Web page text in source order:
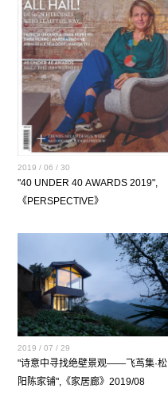
2019 / 06 / 30
"40 UNDER 40 AWARDS 2019",
《PERSPECTIVE》
2019 / 07 / 29
"诗意中寻找绝壁景观——飞茑集·松
阳陈家铺",《家居廊》2019/08